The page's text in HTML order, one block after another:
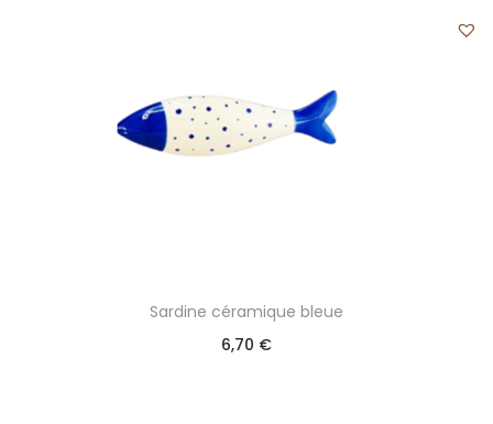
Sardine céramique bleue
6,70 €